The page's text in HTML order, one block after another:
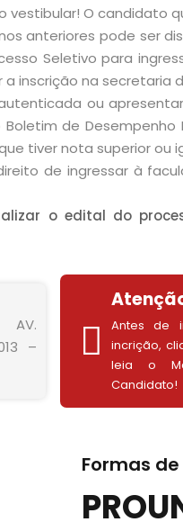
vestibular! O candidato
anteriores pode ser
Seletivo para
a inscrição na secretaria
ou
de Desempenho
que tiver nota superior ou
de ingressar à
o edital do
AV.
–
Antes de
incrição,
leia o
Candidato!
Formas